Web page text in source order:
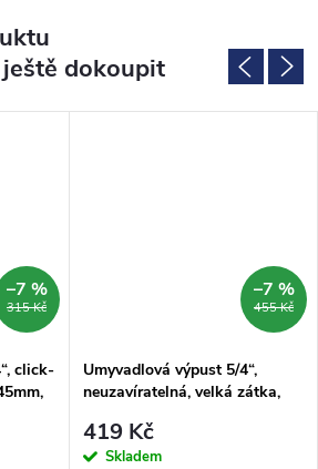
dokoupit
315 Kč
–7 %
click-
455 Kč
–7 %
Umyvadlová výpust 5/4“,
neuzavíratelná, velká zátka,
419 Kč
Skladem